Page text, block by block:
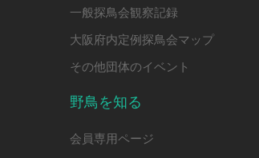
一般探鳥会観察記録
大阪府内定例探鳥会マップ
その他団体のイベント
野鳥を知る
会員専用ページ